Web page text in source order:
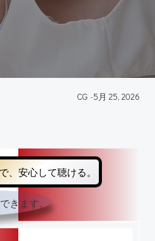
CG -5月 25, 2026
、安心して聴ける。
きます。